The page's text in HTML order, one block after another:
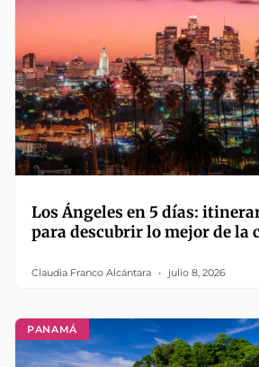
Los Ángeles en 5 días:
para descubrir lo mejor de la
Claudia Franco Alcántara julio 8, 2026
PANAMÁ